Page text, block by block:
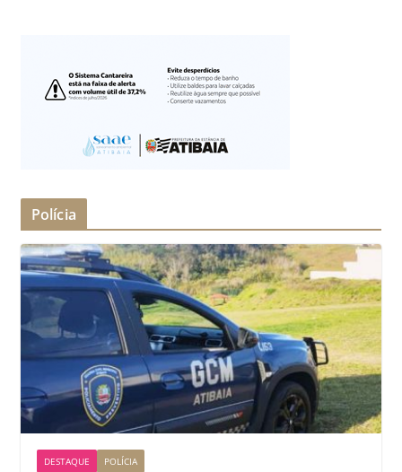
Polícia
DESTAQUE POLÍCIA